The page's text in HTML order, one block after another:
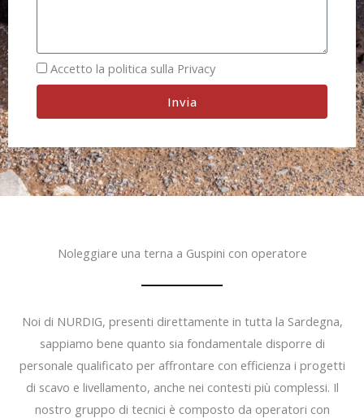
Accetto la politica sulla Privacy
Invia
Noleggiare una terna a Guspini con operatore
Noi di NURDIG, presenti direttamente in tutta la Sardegna,
sappiamo bene quanto sia fondamentale disporre di
personale qualificato per affrontare con efficienza i progetti
di scavo e livellamento, anche nei contesti più complessi. Il
nostro gruppo di tecnici è composto da operatori con